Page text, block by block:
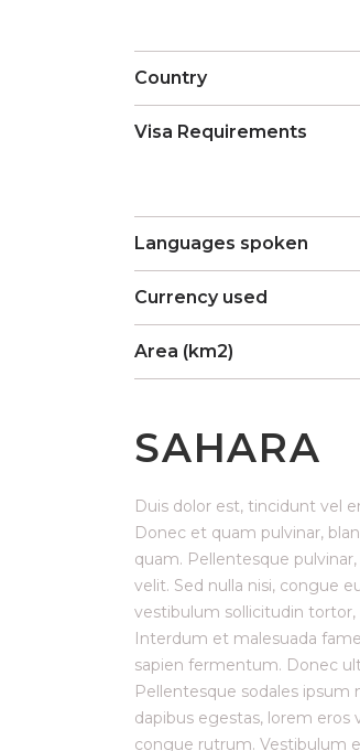
Country
Visa Requirements
Languages spoken
Currency used
Area (km2)
SAHARA
Duis dolor est, tincidunt vel
Donec et quam pulvinar,
quam. Pellentesque
velit. Sed nulla nisi, congue
vestibulum sollicitudin
Interdum et malesuada
sapien fermentum. Donec
Pellentesque sodales ipsum
dapibus egestas, lorem
congue rutrum. Vestibulum